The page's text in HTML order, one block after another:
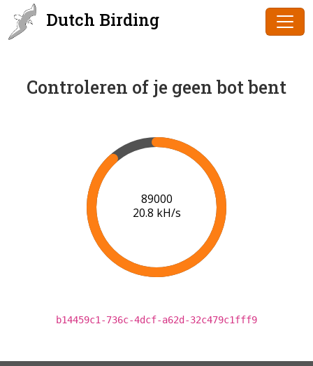
Dutch Birding
Controleren of je geen bot bent
91000
21.0 kH/s
b14459c1-736c-4dcf-a62d-32c479c1fff9